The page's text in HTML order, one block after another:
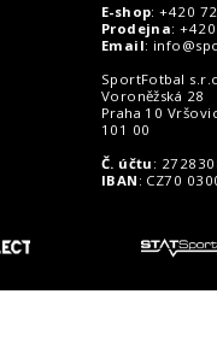
E-shop: +420
Prodejna:
Email:
SportFotbal
Voroněžská 28
Praha 10
101 00
Č. účtu :
IBAN : CZ70